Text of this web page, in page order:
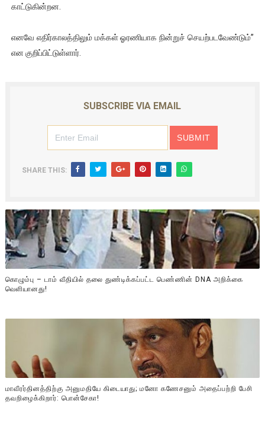
காட்டுகின்றன.
எனவே எதிர்காலத்திலும் மக்கள் ஓரணியாக நின்றுச் செயற்படவேண்டும்”
என குறிப்பிட்டுள்ளார்.
SUBSCRIBE VIA EMAIL
SHARE THIS:
கொழும்பு – டாம் வீதியில் தலை துண்டிக்கப்பட்ட பெண்ணின் DNA அறிக்கை
வௌியானது!
மாவீரர்தினத்திற்கு அனுமதியே கிடையாது; மனோ கணேசனும் அதைப்பற்றி பேசி
தவறிழைக்கிறார்: பொன்சேகா!